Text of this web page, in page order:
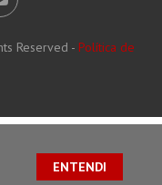
Reserved - Política de
ENTENDI